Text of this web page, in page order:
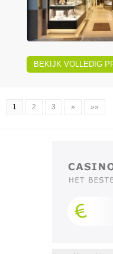
BEKIJK VOLLEDIG
1 2 3 » »»